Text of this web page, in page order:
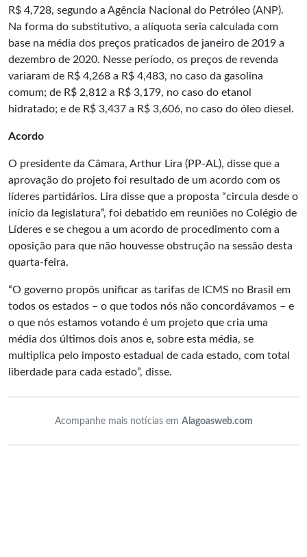
R$ 4,728, segundo a Agência Nacional do Petróleo (ANP).
Na forma do substitutivo, a alíquota seria calculada com
base na média dos preços praticados de janeiro de 2019 a
dezembro de 2020. Nesse período, os preços de revenda
variaram de R$ 4,268 a R$ 4,483, no caso da gasolina
comum; de R$ 2,812 a R$ 3,179, no caso do etanol
hidratado; e de R$ 3,437 a R$ 3,606, no caso do óleo diesel.
Acordo
O presidente da Câmara, Arthur Lira (PP-AL), disse que a
aprovação do projeto foi resultado de um acordo com os
líderes partidários. Lira disse que a proposta “circula desde o
início da legislatura”, foi debatido em reuniões no Colégio de
Líderes e se chegou a um acordo de procedimento com a
oposição para que não houvesse obstrução na sessão desta
quarta-feira.
“O governo propôs unificar as tarifas de ICMS no Brasil em
todos os estados – o que todos nós não concordávamos – e
o que nós estamos votando é um projeto que cria uma
média dos últimos dois anos e, sobre esta média, se
multiplica pelo imposto estadual de cada estado, com total
liberdade para cada estado”, disse.
Acompanhe mais notícias em Alagoasweb.com